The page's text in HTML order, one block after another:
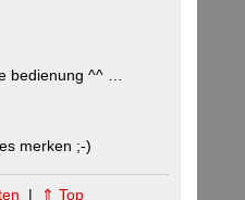
bedienung ^^ …
merken ;-)
| ⇑ Top